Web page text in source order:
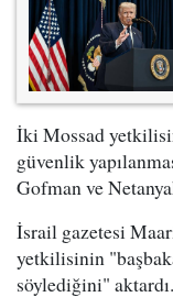
İki Mossad
güvenlik
Gofman ve
İsrail gazetesi
yetkilisinin
söylediğini" aktardı.